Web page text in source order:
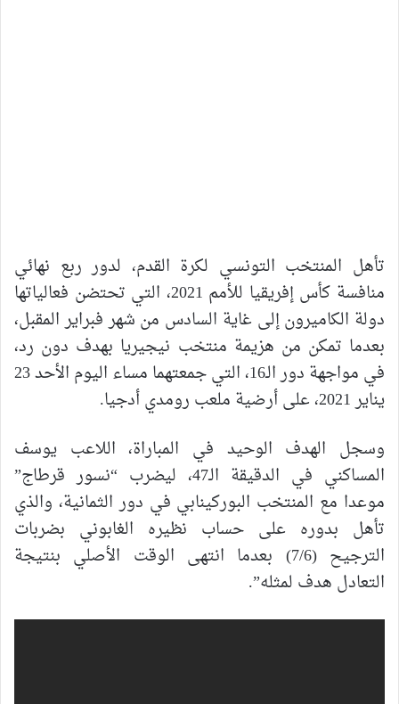
تأهل المنتخب التونسي لكرة القدم، لدور ربع نهائي
منافسة كأس إفريقيا للأمم 2021، التي تحتضن فعالياتها
دولة الكاميرون إلى غاية السادس من شهر فبراير المقبل،
بعدما تمكن من هزيمة منتخب نيجيريا بهدف دون رد،
في مواجهة دور الـ16، التي جمعتهما مساء اليوم الأحد 23
يناير 2021، على أرضية ملعب رومدي أدجيا.
وسجل الهدف الوحيد في المباراة، اللاعب يوسف
المساكني في الدقيقة الـ47، ليضرب “نسور قرطاج”
موعدا مع المنتخب البوركينابي في دور الثمانية، والذي
تأهل بدوره على حساب نظيره الغابوني بضربات
الترجيح (7/6) بعدما انتهى الوقت الأصلي بنتيجة
التعادل هدف لمثله”.